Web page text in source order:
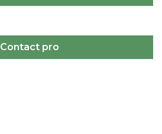
Contact pro